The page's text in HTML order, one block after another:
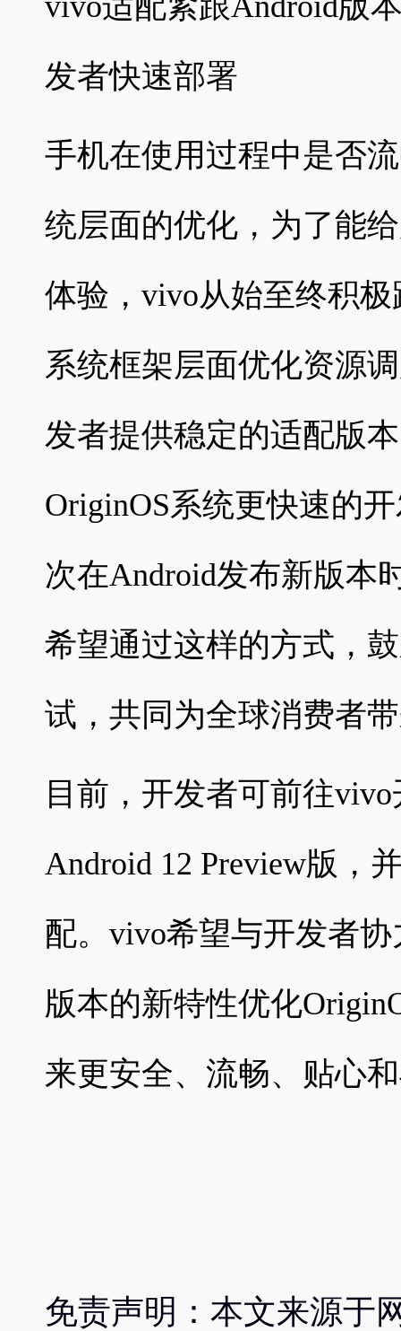
发者快速部署
手机在使用过程中是否
统层面的优化，为了能
体验，vivo从始至终积
系统框架层面优化资源
发者提供稳定的适配版
OriginOS系统更快速的
次在Android发布新版本
希望通过这样的方式，
试，共同为全球消费者
目前，开发者可前往
Android 12 Preview版，
配。vivo希望与开发者
版本的新特性优化
来更安全、流畅、贴心
免责声明：本文来源于